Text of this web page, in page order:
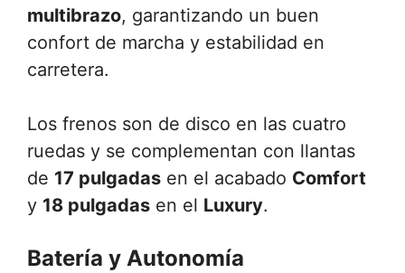
multibrazo, garantizando un buen
confort de marcha y estabilidad en
carretera.
Los frenos son de disco en las cuatro
ruedas y se complementan con llantas
de 17 pulgadas en el acabado Comfort
y 18 pulgadas en el Luxury.
Batería y Autonomía